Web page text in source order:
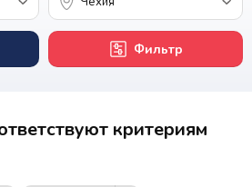
Фильтр
критериям